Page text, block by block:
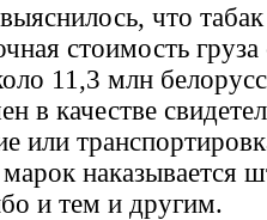
что
стоимость груза
11,3 млн
в качестве
или
наказывается
и тем и другим.